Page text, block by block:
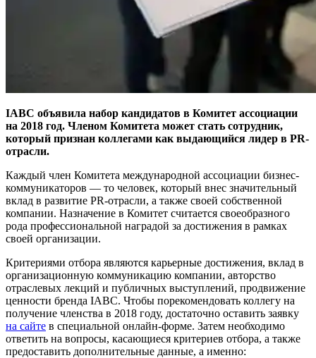
IABC объявила набор кандидатов в Комитет ассоциации
на 2018 год. Членом Комитета может стать сотрудник,
который признан коллегами как выдающийся лидер в PR-
отрасли.
Каждый член Комитета международной ассоциации бизнес-
коммуникаторов — то человек, который внес значительный
вклад в развитие PR-отрасли, а также своей собственной
компании. Назначение в Комитет считается своеобразного
рода профессиональной наградой за достижения в рамках
своей организации.
Критериями отбора являются карьерные достижения, вклад в
организационную коммуникацию компании, авторство
отраслевых лекций и публичных выступлений, продвижение
ценности бренда IABC. Чтобы порекомендовать коллегу на
получение членства в 2018 году, достаточно оставить заявку
на сайте в специальной онлайн-форме. Затем необходимо
ответить на вопросы, касающиеся критериев отбора, а также
предоставить дополнительные данные, а именно: